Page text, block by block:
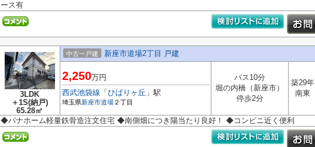
ース有
3LDK
＋1S(納戸)
65.28㎡
中古一戸建 新座市道場2丁目 戸建
2,250万円
西武池袋線 「 ひばりヶ丘 」駅
埼玉県新座市道場 ２丁目
バス10分
堀の内橋（新座市）
停歩2分
築29年
南東
◆パナホーム軽量鉄骨造注文住宅 ◆南側畑につき陽当たり良好！ ◆コンビニ近く便利